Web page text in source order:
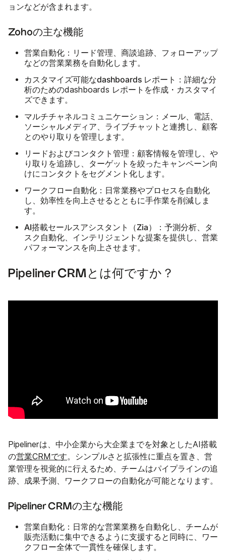
ョンなどが含まれます。
Zohoの主な機能
営業自動化： リード管理、商談追跡、フォローアップ
などの営業業務を自動化します。
カスタマイズ可能なdashboards レポート： 詳細な分
析のためのdashboards レポートを作成・カスタマイ
ズできます。
マルチチャネルコミュニケーション： メール、電話、
ソーシャルメディア、ライブチャットと連携し、顧客
とのやり取りを管理します。
リードおよびコンタクト管理： 顧客情報を管理し、や
り取りを追跡し、ターゲットを絞ったキャンペーン向
けにコンタクトをセグメント化します。
ワークフロー自動化： 日常業務やプロセスを自動化
し、効率性を向上させるとともに手作業を削減しま
す。
AI搭載セールスアシスタント（Zia）： 予測分析、タ
スク自動化、インテリジェントな提案を提供し、営業
パフォーマンスを向上させます。
Pipeliner CRMとは何ですか？
Pipelinerは、中小企業から大企業までを対象としたAI搭載
の営業CRMです。シンプルさと拡張性に重点を置き、営
業管理を視覚的に行えるため、チームはパイプラインの追
跡、成果予測、ワークフローの自動化が可能となります。
Pipeliner CRMの主な機能
営業自動化 ：日常的な営業業務を自動化し、チームが
販売活動に集中できるように支援すると同時に、ワー
クフロー全体で一貫性を確保します。